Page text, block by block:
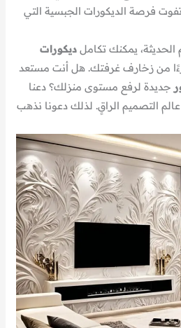
فرصة الديكورات الجبسية التي
الحديثة، يمكنك تكاملديكورات
من زخارف غرفتك. هل أنت مستعد
جديدة لرفع مستوى منزلك؟ دعنا
عالم التصميم الراقٍ. لذلك دعونا نذهب